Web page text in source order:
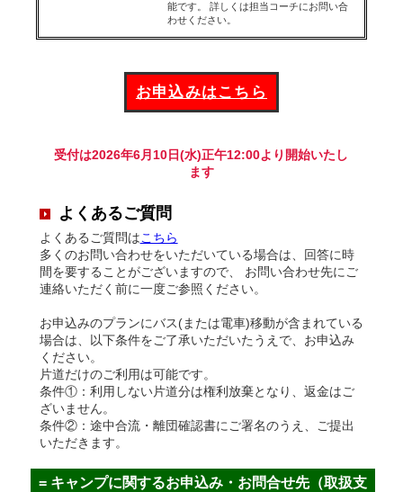
能です。 詳しくは担当コーチにお問い合
わせください。
お申込みはこちら
受付は2026年6月10日(水)正午12:00より開始いたし
ます
よくあるご質問
よくあるご質問はこちら
多くのお問い合わせをいただいている場合は、回答に時
間を要することがございますので、 お問い合わせ先にご
連絡いただく前に一度ご参照ください。
お申込みのプランにバス(または電車)移動が含まれている
場合は、以下条件をご了承いただいたうえで、お申込み
ください。
片道だけのご利用は可能です。
条件①：利用しない片道分は権利放棄となり、返金はご
ざいません。
条件②：途中合流・離団確認書にご署名のうえ、ご提出
いただきます。
= キャンプに関するお申込み・お問合せ先（取扱支